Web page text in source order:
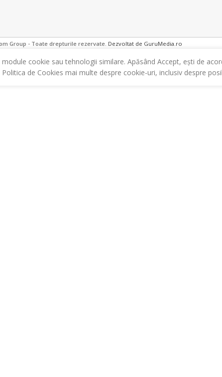
Group - Toate drepturile rezervate. Dezvoltat de GuruMedia.ro
cookie sau tehnologii similare. Apăsând Accept, ești de
de Cookies mai multe despre cookie-uri, inclusiv despre